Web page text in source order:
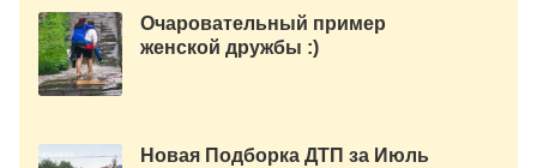
Очаровательный пример
женской дружбы :)
Новая Подборка ДТП за Июль